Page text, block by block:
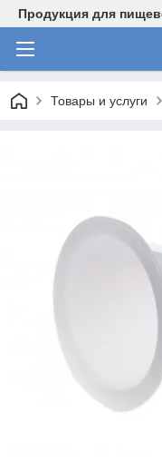
Продукция для
Товары и услуги